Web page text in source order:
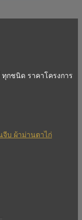
กชนิด ราคาโครงการ
บ ผ้าม่านตาไก่